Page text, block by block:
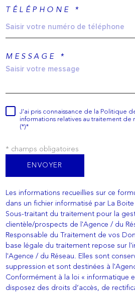
TÉLÉPHONE *
MESSAGE *
J'ai pris connaissance de la Politique
informations relatives au traitement de
(*)*
* champs obligatoires
ENVOYER
Les informations recueillies sur ce
dans un fichier informatisé par La
Sous-traitant du traitement pour la
clientèle/prospects de l'Agence / du
Responsable du Traitement de vos
base légale du traitement repose sur
l'Agence / du Réseau. Elles sont
suppression et sont destinées à
Conformément à la loi « informatique
disposez des droits d’accès, de